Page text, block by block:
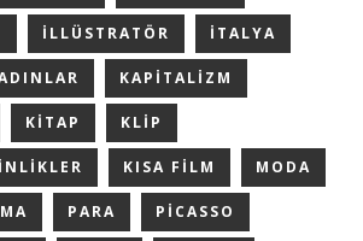
ILLÜSTRATÖR ITALYA
KAPITALIZM
KITAP KLIP
KISA FILM MODA
PARA PICASSO